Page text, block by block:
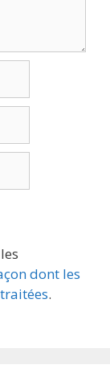
dont les
.